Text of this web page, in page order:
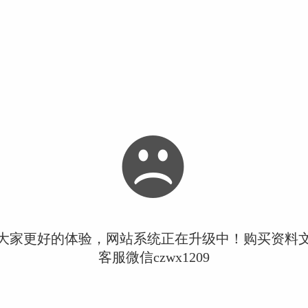
家更好的体验，网站系统正在升级中！购买资料
客服微信czwx1209